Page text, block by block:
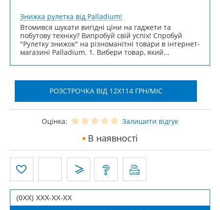
Знижка рулетка від Palladium!
Втомився шукати вигідні ціни на гаджети та
побутову техніку? Випробуй свій успіх! Спробуй
"Рулетку знижок" на різноманітні товари в інтернет-
магазині Palladium. 1. Вибери товар, який...
РОЗСТРОЧКА ВІД 12X114 ГРН/МІС
Оцінка: Залишити відгук
В наявності